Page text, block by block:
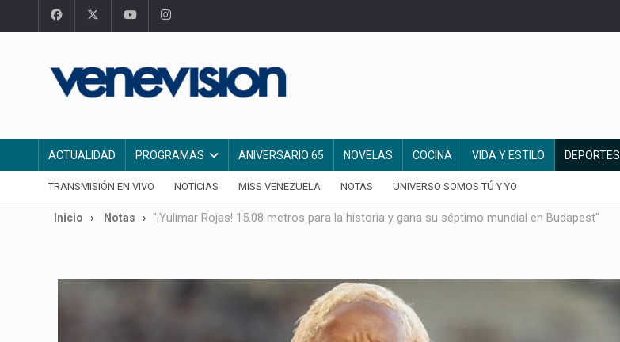
ACTUALIDAD PROGRAMAS ANIVERSARIO 65 NOVELAS COCINA VIDA Y ESTILO DEPORTES
TRANSMISIÓN EN VIVO NOTICIAS MISS VENEZUELA NOTAS UNIVERSO SOMOS TÚ Y YO
Inicio Notas "¡Yulimar Rojas! 15.08 metros para la historia y gana su séptimo mundial en Budapest"